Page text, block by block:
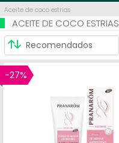
Aceite de coco estrias
ACEITE DE COCO ESTRIAS
-27%